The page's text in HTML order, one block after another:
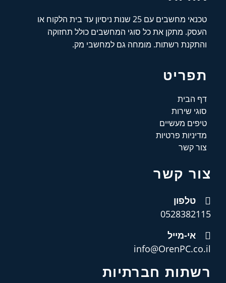
טכנאי מחשבים עם 25 שנות ניסיון עד בית הלקוח או
העסק. מתקן את כל סוגי המחשבים כולל תחזוקה
והתקנת רשתות. מומחה גם למחשבי מק.
תפריט
דף הבית
סוגי שירות
טיפים מעשיים
מדיניות פרטיות
צור קשר
צור קשר
טלפון
0528382115
אי-מייל
info@OrenPC.co.il
רשתות חברתיות